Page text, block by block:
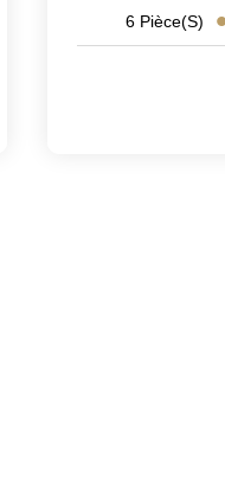
6 Pièce(s)